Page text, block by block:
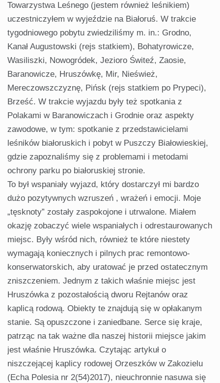
Towarzystwa Leśnego (jestem również leśnikiem)
uczestniczyłem w wyjeździe na Białoruś. W trakcie
tygodniowego pobytu zwiedziliśmy m. in.: Grodno,
Kanał Augustowski (rejs statkiem), Bohatyrowicze,
Wasiliszki, Nowogródek, Jezioro Świteź, Zaosie,
Baranowicze, Hruszówkę, Mir, Nieśwież,
Mereczowszczyznę, Pińsk (rejs statkiem po Prypeci),
Brześć. W trakcie wyjazdu były też spotkania z
Polakami w Baranowiczach i Grodnie oraz aspekty
zawodowe, w tym: spotkanie z przedstawicielami
leśników białoruskich i pobyt w Puszczy Białowieskiej,
gdzie zapoznaliśmy się z problemami i metodami
ochrony parku po białoruskiej stronie.
To był wspaniały wyjazd, który dostarczył mi bardzo
dużo pozytywnych wzruszeń , wrażeń i emocji. Moje
„tęsknoty” zostały zaspokojone i utrwalone. Miałem
okazję zobaczyć wiele wspaniałych i odrestaurowanych
miejsc. Były wśród nich, również te które niestety
wymagają koniecznych i pilnych prac remontowo-
konserwatorskich, aby uratować je przed ostatecznym
zniszczeniem. Jednym z takich właśnie miejsc jest
Hruszówka z pozostałością dworu Rejtanów oraz
kaplicą rodową. Obiekty te znajdują się w opłakanym
stanie. Są opuszczone i zaniedbane. Serce się kraje,
patrząc na tak ważne dla naszej historii miejsce jakim
jest właśnie Hruszówka. Czytając artykuł o
niszczejącej kaplicy rodowej Orzeszków w Zakozielu
(Echa Polesia nr 2(54)2017), nieuchronnie nasuwa się